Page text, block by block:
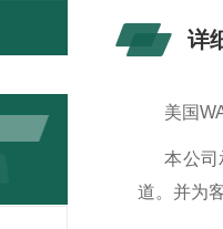
详
美国
本公司
道。并为